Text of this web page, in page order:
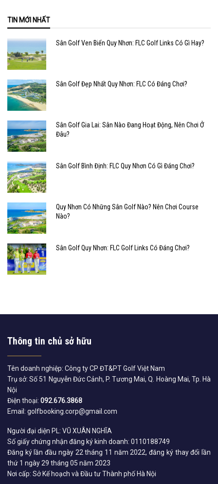
TIN MỚI NHẤT
Sân Golf Ven Biển Quy Nhơn: FLC Golf Links Có Gì Hay?
Sân Golf Đẹp Nhất Quy Nhơn: FLC Có Đáng Chơi?
Sân Golf Gia Lai: Sân Nào Đang Hoạt Động, Nên Chơi Ở
Đâu?
Sân Golf Bình Định: FLC Quy Nhơn Có Gì Đáng Chơi?
Quy Nhơn Có Những Sân Golf Nào? Nên Chơi Course
Nào?
Sân Golf Quy Nhơn: FLC Golf Links Có Đáng Chơi?
Thông tin chủ sở hữu
Tên doanh nghiệp: Công ty CP ĐT&PT Golf Việt Nam
Trụ sở: Số 51 Nguyễn Đức Cảnh, P. Tương Mai, Q. Hoàng Mai, Tp. Hà
Nội
Điện thoại: 092.676.3868
Email: golfbooking.corp@gmail.com
Người đại diện PL: VŨ XUÂN NGHĨA
Số giấy chứng nhận đăng ký kinh doanh: 0110188749
Đăng ký lần đầu ngày 22 tháng 11 năm 2022, đăng ký thay đổi lần
thứ 1 ngày 29 tháng 05 năm 2023
Nơi cấp: Sở Kế hoạch và Đầu tư Thành phố Hà Nội